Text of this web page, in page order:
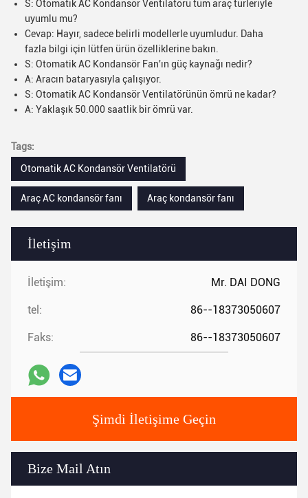
İletişim
İletişim: Mr. DAI DONG
tel: 86--18373050607
Faks: 86--18373050607
Şimdi İletişime Geçin
Bize Mail Atın
S: Otomatik AC Kondansör Ventilatörü tüm araç türleriyle
uyumlu mu?
Cevap: Hayır, sadece belirli modellerle uyumludur. Daha
fazla bilgi için lütfen ürün özelliklerine bakın.
S: Otomatik AC Kondansör Fan'ın güç kaynağı nedir?
A: Aracın bataryasıyla çalışıyor.
S: Otomatik AC Kondansör Ventilatörünün ömrü ne kadar?
A: Yaklaşık 50.000 saatlik bir ömrü var.
Tags:
Otomatik AC Kondansör Ventilatörü
Araç AC kondansör fanı Araç kondansör fanı